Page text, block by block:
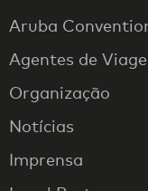
Aruba
Agentes de
Organização
Notícias
Imprensa